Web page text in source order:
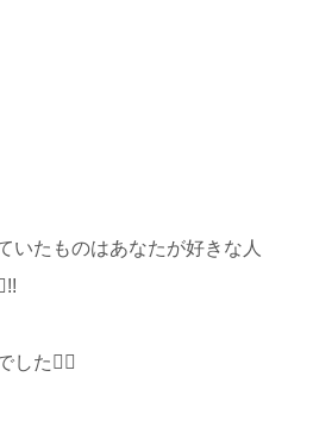
いたものはあなたが好きな人
した